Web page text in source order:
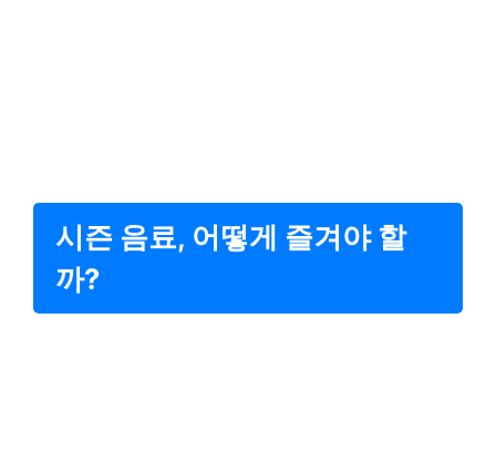
시즌 음료, 어떻게 즐겨야 할
까?